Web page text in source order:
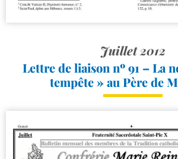
Juillet 2012
Lettre de liaison nº 91 – La
tempête » au Père de